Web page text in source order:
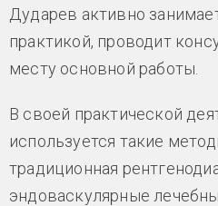
Дударев активно
практикой, проводит
месту основной работы.
В своей практической
используется такие
традиционная
эндоваскулярные